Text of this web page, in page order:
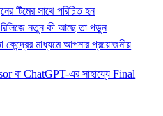
টিমের সাথে পরিচিত হন
রিলিজে নতুন কী আছে তা পড়ুন
কেন্দ্রের মাধ্যমে আপনার প্রয়োজনীয়
বা ChatGPT-এর সাহায্যে Final